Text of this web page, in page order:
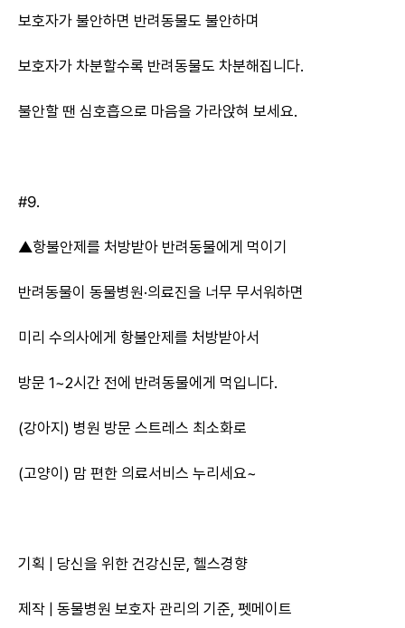
보호자가 불안하면 반려동물도 불안하며
보호자가 차분할수록 반려동물도 차분해집니다.
불안할 땐 심호흡으로 마음을 가라앉혀 보세요.
#9.
▲항불안제를 처방받아 반려동물에게 먹이기
반려동물이 동물병원·의료진을 너무 무서워하면
미리 수의사에게 항불안제를 처방받아서
방문 1~2시간 전에 반려동물에게 먹입니다.
(강아지) 병원 방문 스트레스 최소화로
(고양이) 맘 편한 의료서비스 누리세요~
기획 | 당신을 위한 건강신문, 헬스경향
제작 | 동물병원 보호자 관리의 기준, 펫메이트